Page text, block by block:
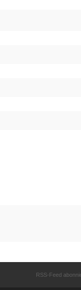
RSS-Feed